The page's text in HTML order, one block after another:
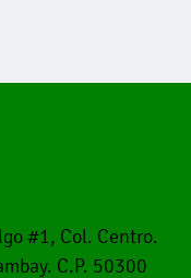
#1, Col. Centro.
C.P. 50300